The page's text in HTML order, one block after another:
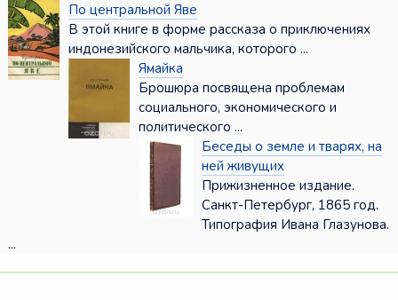
По центральной Яве
В этой книге в форме рассказа о приключениях
индонезийского мальчика, которого ...
Ямайка
Брошюра посвящена проблемам
социального, экономического и
политического ...
Беседы о земле и тварях, на
ней живущих
Прижизненное издание.
Санкт-Петербург, 1865 год.
Типография Ивана Глазунова.
...